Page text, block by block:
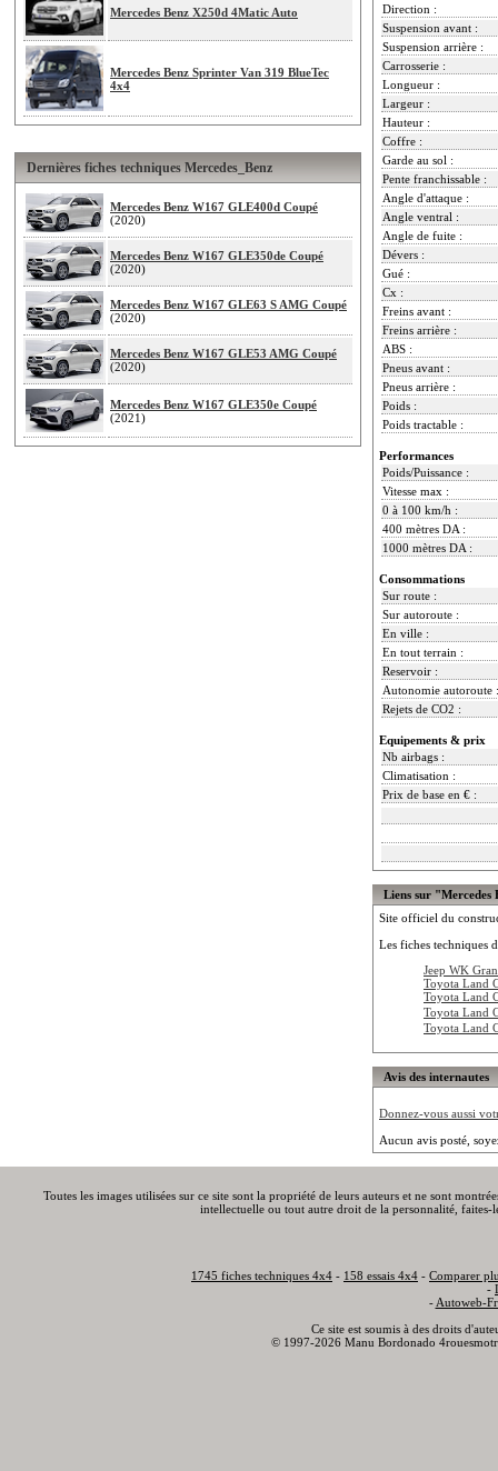
Mercedes Benz X250d 4Matic Auto
Mercedes Benz Sprinter Van 319 BlueTec
4x4
Dernières fiches techniques Mercedes_Benz
Mercedes Benz W167 GLE400d Coupé
(2020)
Mercedes Benz W167 GLE350de Coupé
(2020)
Mercedes Benz W167 GLE63 S AMG Coupé
(2020)
Mercedes Benz W167 GLE53 AMG Coupé
(2020)
Mercedes Benz W167 GLE350e Coupé
(2021)
Direction :
Suspension avant :
Suspension arrière :
Carrosserie :
Longueur :
Largeur :
Hauteur :
Coffre :
Garde au sol :
Pente franchissable :
Angle d'attaque :
Angle ventral :
Angle de fuite :
Dévers :
Gué :
Cx :
Freins avant :
Freins arrière :
ABS :
Pneus avant :
Pneus arrière :
Poids :
Poids tractable :
Performances
Poids/Puissance :
Vitesse max :
0 à 100 km/h :
400 mètres DA :
1000 mètres DA :
Consommations
Sur route :
Sur autoroute :
En ville :
En tout terrain :
Reservoir :
Autonomie autoroute :
Rejets de CO2 :
Equipements & prix
Nb airbags :
Climatisation :
Prix de base en € :
Liens sur "Mercedes
Site officiel du
Les fiches techniques
Jeep WK
Toyota Land
Toyota Land
Toyota Land
Toyota Land
Avis des internautes
Donnez-vous aussi
Aucun avis posté,
Toutes les images utilisées sur ce site sont la propriété de leurs auteurs et ne sont
intellectuelle ou tout autre droit de la personnalité,
1745 fiches techniques 4x4 - 158 essais 4x4 - Comparer
-
- Autoweb-
Ce site est soumis à des droits
© 1997-2026 Manu Bordonado